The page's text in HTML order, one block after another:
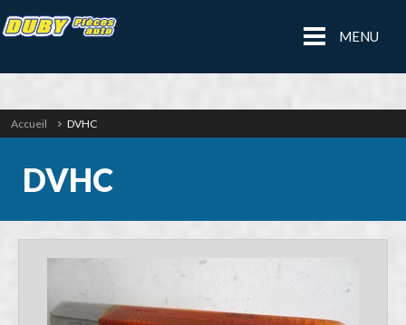
MENU
Accueil DVHC
DVHC